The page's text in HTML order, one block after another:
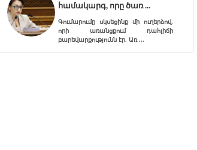
համակարգ, որը ծառ
Գումարումը սկսեցինք մի ուղերձով,
որի առանցքում դահլիճի
բարեվարքությունն էր. Առ